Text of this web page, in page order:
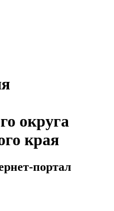
округа
края
портал